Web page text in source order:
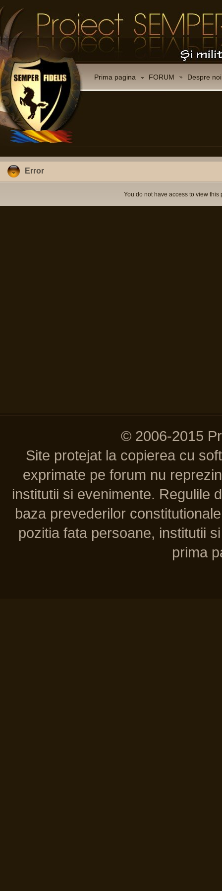
Prima pagina FORUM Despre noi
Error
You do not have access to view this
© 2006-2015
Site protejat la copierea cu
exprimate pe forum nu
institutii si evenimente. Regulile
baza prevederilor
pozitia fata persoane, institutii
prima